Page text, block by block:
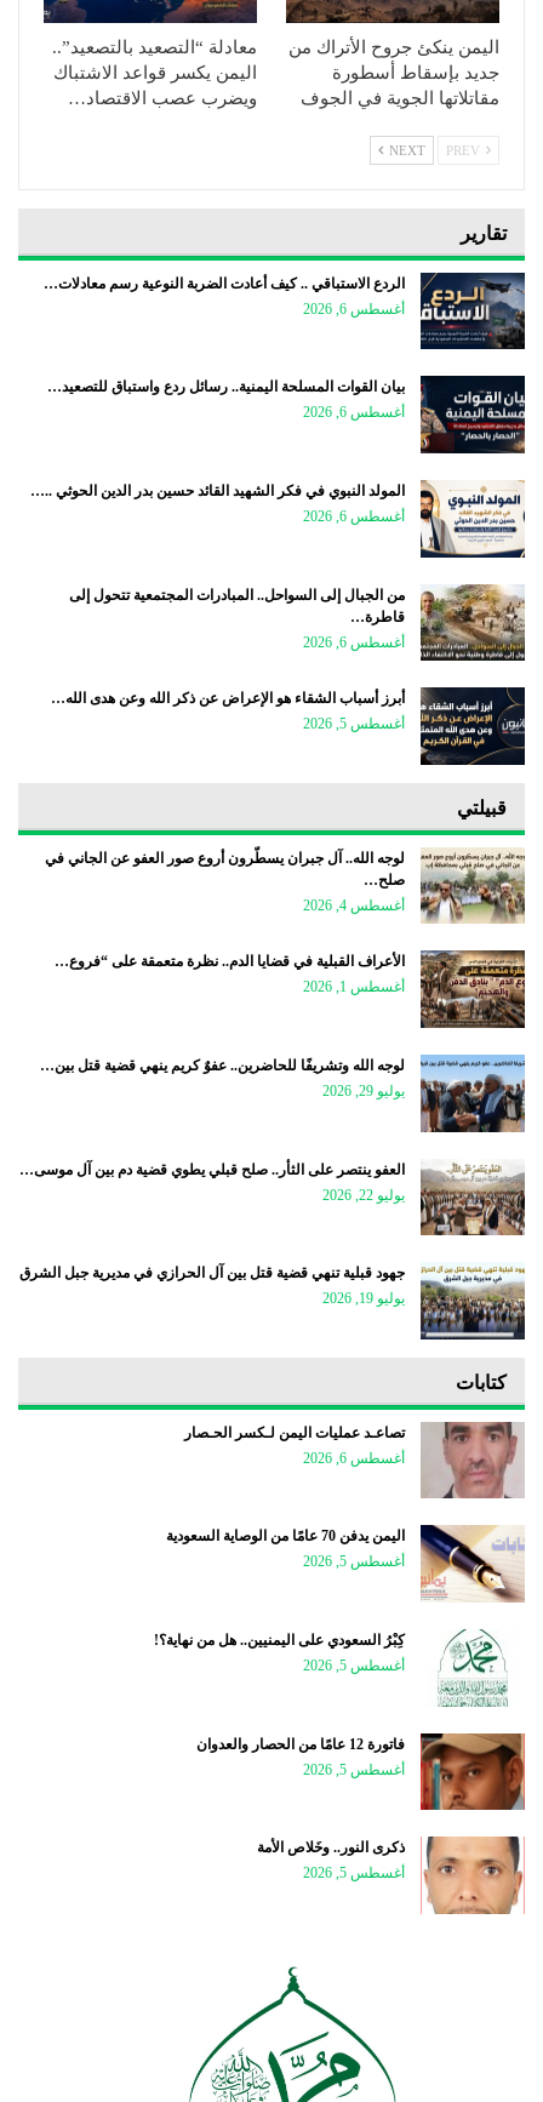
اليمن ينكئ جروح الأتراك من
جديد بإسقاط أسطورة
مقاتلاتها الجوية في الجوف
معادلة “التصعيد بالتصعيد”..
اليمن يكسر قواعد الاشتباك
ويضرب عصب الاقتصاد…
NEXT
تقارير
الردع الاستباقي .. كيف أعادت الضربة النوعية رسم معادلات…
أغسطس 6, 2026
بيان القوات المسلحة اليمنية.. رسائل ردع واستباق للتصعيد…
أغسطس 6, 2026
المولد النبوي في فكر الشهيد القائد حسين بدر الدين الحوثي ..…
أغسطس 6, 2026
من الجبال إلى السواحل.. المبادرات المجتمعية تتحول إلى
قاطرة…
أغسطس 6, 2026
أبرز أسباب الشقاء هو الإعراض عن ذكر الله وعن هدى الله…
أغسطس 5, 2026
قبيلتي
لوجه الله.. آل جبران يسطّرون أروع صور العفو عن الجاني في
صلح…
أغسطس 4, 2026
الأعراف القبلية في قضايا الدم.. نظرة متعمقة على “فروع…
أغسطس 1, 2026
لوجه الله وتشريفًا للحاضرين.. عفوٌ كريم ينهي قضية قتل بين…
يوليو 29, 2026
العفو ينتصر على الثأر.. صلح قبلي يطوي قضية دم بين آل موسى…
يوليو 22, 2026
جهود قبلية تنهي قضية قتل بين آل الحرازي في مديرية جبل الشرق
يوليو 19, 2026
كتابات
تصاعـد عمليات اليمن لـكسر الحـصار
أغسطس 6, 2026
اليمن يدفن 70 عامًا من الوصاية السعودية
أغسطس 5, 2026
كِبْرُ السعودي على اليمنيين.. هل من نهاية؟!
أغسطس 5, 2026
فاتورة 12 عامًا من الحصار والعدوان
أغسطس 5, 2026
ذكرى النور.. وخَلاص الأمة
أغسطس 5, 2026